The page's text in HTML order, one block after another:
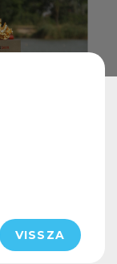
VISSZA